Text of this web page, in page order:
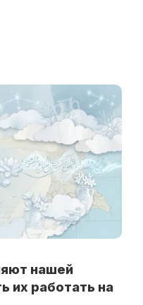
нашей
их работать на